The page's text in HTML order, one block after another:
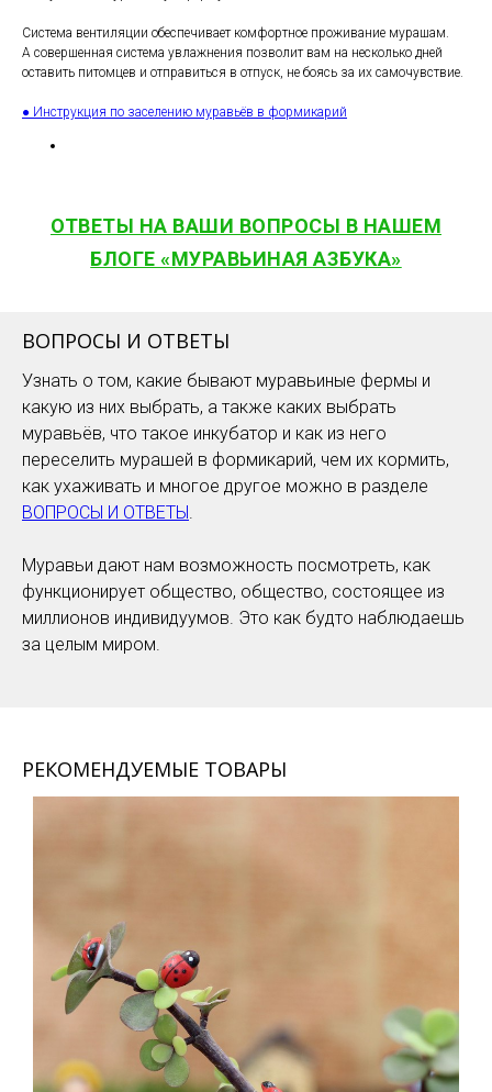
Система вентиляции обеспечивает комфортное проживание мурашам.
А совершенная система увлажнения позволит вам на несколько дней
оставить питомцев и отправиться в отпуск, не боясь за их самочувствие.
● Инструкция по заселению муравьёв в формикарий
ОТВЕТЫ НА ВАШИ ВОПРОСЫ В НАШЕМ
БЛОГЕ «МУРАВЬИНАЯ АЗБУКА»
ВОПРОСЫ И ОТВЕТЫ
Узнать о том, какие бывают муравьиные фермы и
какую из них выбрать, а также каких выбрать
муравьёв, что такое инкубатор и как из него
переселить мурашей в формикарий, чем их кормить,
как ухаживать и многое другое можно в разделе
ВОПРОСЫ И ОТВЕТЫ.
Муравьи дают нам возможность посмотреть, как
функционирует общество, общество, состоящее из
миллионов индивидуумов. Это как будто наблюдаешь
за целым миром.
РЕКОМЕНДУЕМЫЕ ТОВАРЫ